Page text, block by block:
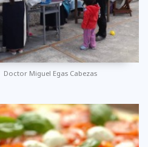
Doctor Miguel Egas Cabezas